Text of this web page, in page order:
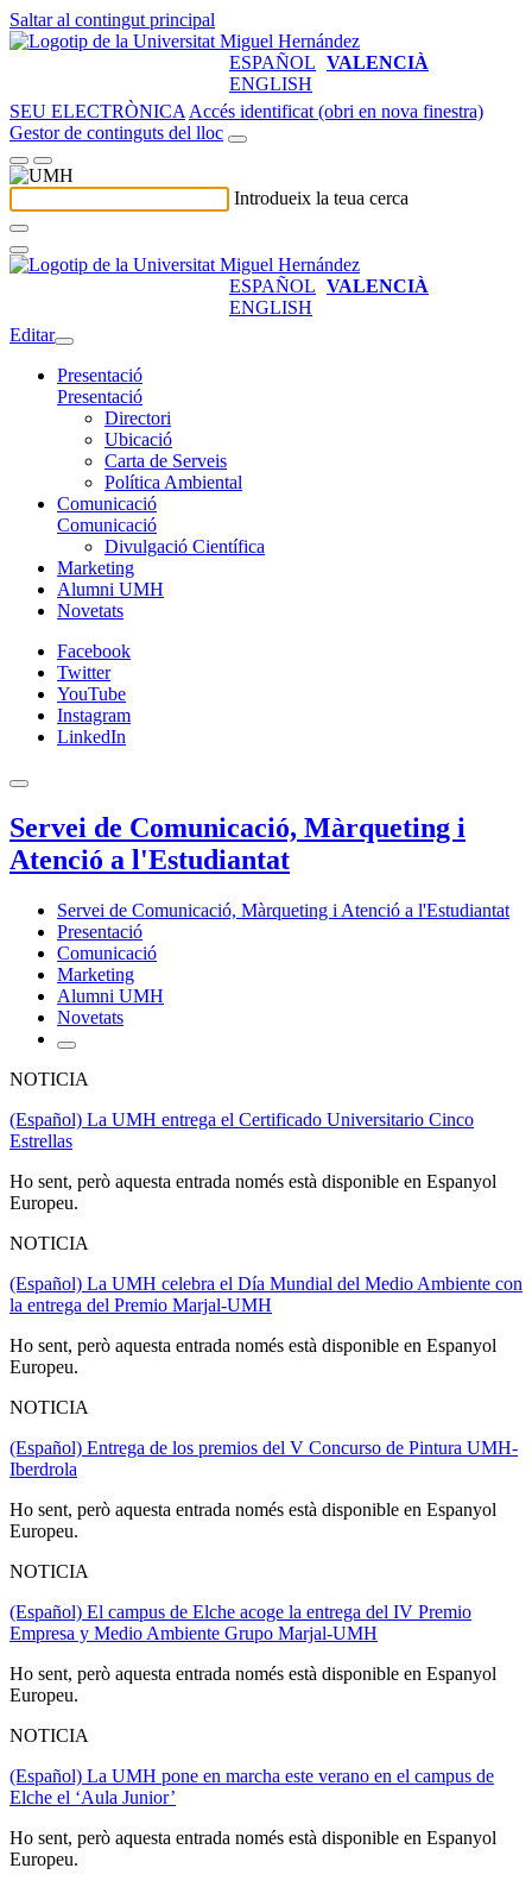
Saltar al contingut principal
ESPAÑOL VALENCIÀ
ENGLISH
SEU ELECTRÒNICA Accés identificat (obri en nova finestra)
Gestor de continguts del lloc
Introdueix la teua cerca
ESPAÑOL VALENCIÀ
ENGLISH
Editar
Presentació
Presentació
Directori
Ubicació
Carta de Serveis
Política Ambiental
Comunicació
Comunicació
Divulgació Científica
Marketing
Alumni UMH
Novetats
Facebook
Twitter
YouTube
Instagram
LinkedIn
Servei de Comunicació, Màrqueting i
Atenció a l'Estudiantat
Servei de Comunicació, Màrqueting i Atenció a l'Estudiantat
Presentació
Comunicació
Marketing
Alumni UMH
Novetats
NOTICIA
(Español) La UMH entrega el Certificado Universitario Cinco
Estrellas
Ho sent, però aquesta entrada només està disponible en Espanyol
Europeu.
NOTICIA
(Español) La UMH celebra el Día Mundial del Medio Ambiente con
la entrega del Premio Marjal-UMH
Ho sent, però aquesta entrada només està disponible en Espanyol
Europeu.
NOTICIA
(Español) Entrega de los premios del V Concurso de Pintura UMH-
Iberdrola
Ho sent, però aquesta entrada només està disponible en Espanyol
Europeu.
NOTICIA
(Español) El campus de Elche acoge la entrega del IV Premio
Empresa y Medio Ambiente Grupo Marjal-UMH
Ho sent, però aquesta entrada només està disponible en Espanyol
Europeu.
NOTICIA
(Español) La UMH pone en marcha este verano en el campus de
Elche el ‘Aula Junior’
Ho sent, però aquesta entrada només està disponible en Espanyol
Europeu.